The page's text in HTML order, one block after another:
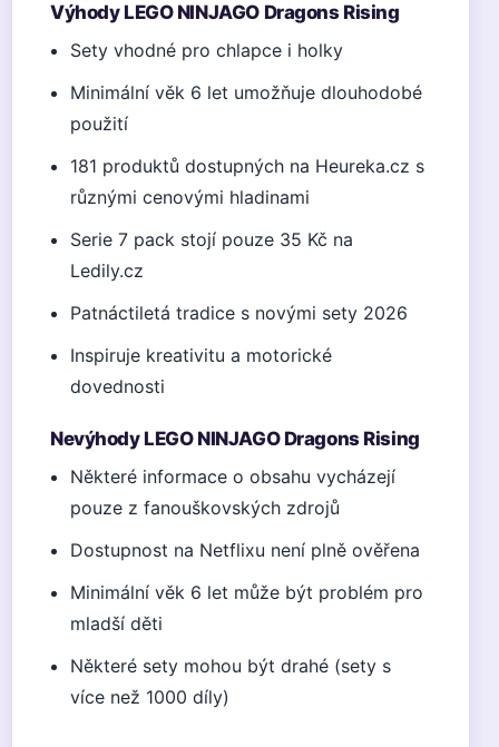
Výhody LEGO NINJAGO Dragons Rising
Sety vhodné pro chlapce i holky
Minimální věk 6 let umožňuje dlouhodobé
použití
181 produktů dostupných na Heureka.cz s
různými cenovými hladinami
Serie 7 pack stojí pouze 35 Kč na
Ledily.cz
Patnáctiletá tradice s novými sety 2026
Inspiruje kreativitu a motorické
dovednosti
Nevýhody LEGO NINJAGO Dragons Rising
Některé informace o obsahu vycházejí
pouze z fanouškovských zdrojů
Dostupnost na Netflixu není plně ověřena
Minimální věk 6 let může být problém pro
mladší děti
Některé sety mohou být drahé (sety s
více než 1000 díly)